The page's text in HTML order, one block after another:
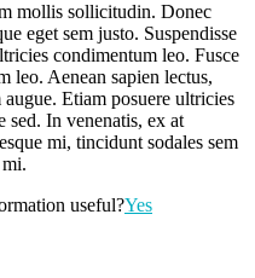
mollis sollicitudin. Donec
eget sem justo. Suspendisse
condimentum leo. Fusce
leo. Aenean sapien lectus,
Etiam posuere ultricies
sed. In venenatis, ex at
mi, tincidunt sodales sem
useful?Yes